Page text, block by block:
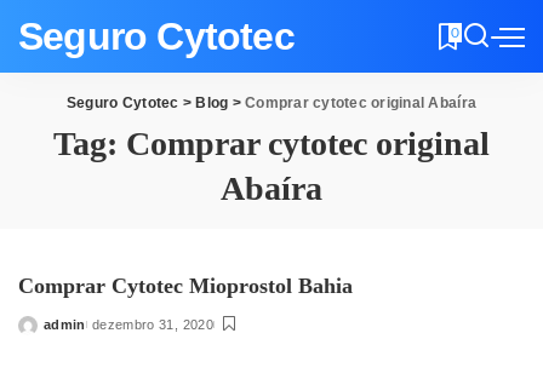
Seguro Cytotec 0
Seguro Cytotec > Blog >Comprar cytotec original Abaíra
Tag: Comprar cytotec original
Abaíra
Comprar Cytotec Mioprostol Bahia
Posted
admin dezembro 31, 2020